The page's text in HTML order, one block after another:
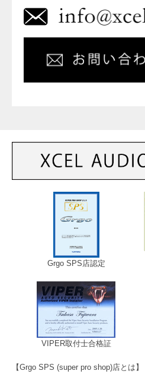
Grgo SPS店認定
VIPER取付士合格証
【Grgo SPS (super pro shop)店とは】